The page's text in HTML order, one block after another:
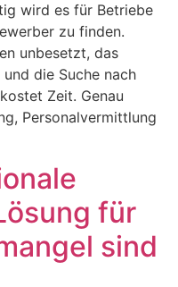
wird es für Betriebe
zu finden.
unbesetzt, das
die Suche nach
Zeit. Genau
Personalvermittlung
für
sind